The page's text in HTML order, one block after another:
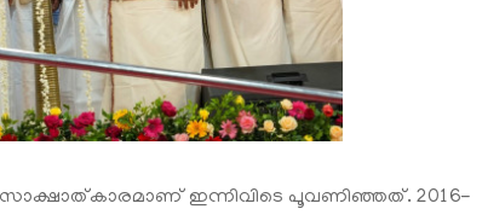
ഇന്നിവിടെ പൂവണിഞ്ഞത്. 2016-